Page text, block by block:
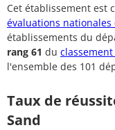
Cet établissement est
évaluations
établissements du
rang 61 du
l'ensemble des 101
Taux de
Sand